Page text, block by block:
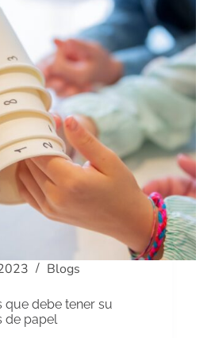
Blogs
que debe tener su
de papel